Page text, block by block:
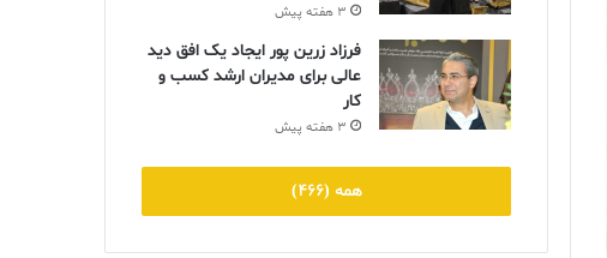
3 هفته پیش
فرزاد زرین پور ایجاد یک افق دید
عالی برای مدیران ارشد کسب و
کار
3 هفته پیش
همه (466)